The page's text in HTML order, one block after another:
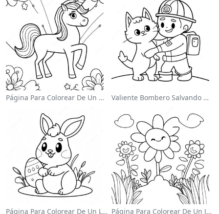
Página Para Colorear De Un Unicornio Mágico En Un Arcoíris Valiente Bombero Salvando Un Gato Para Colorear
Página Para Colorear De Un Lindo Conejo De Pascua Página Para Colorear De Un Jardín De Flores Coloridas